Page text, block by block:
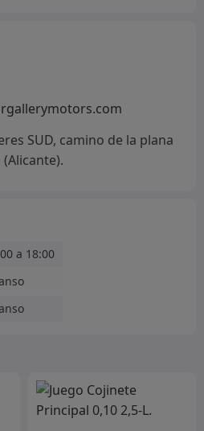
SUD, camino de la plana
(Alicante).
a 18:00